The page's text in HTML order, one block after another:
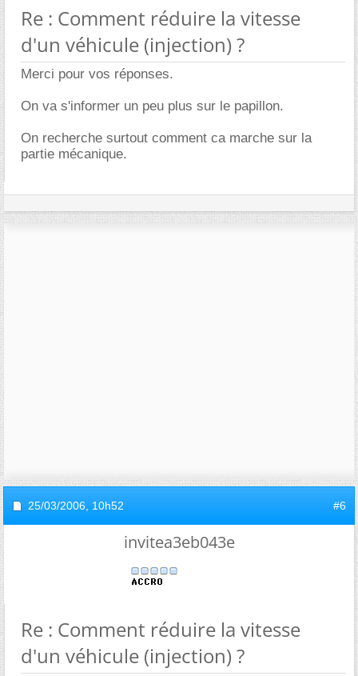
Re : Comment réduire la vitesse
d'un véhicule (injection) ?
Merci pour vos réponses.
On va s'informer un peu plus sur le papillon.
On recherche surtout comment ca marche sur la
partie mécanique.
25/03/2006, 10h52 #6
invitea3eb043e
Re : Comment réduire la vitesse
d'un véhicule (injection) ?